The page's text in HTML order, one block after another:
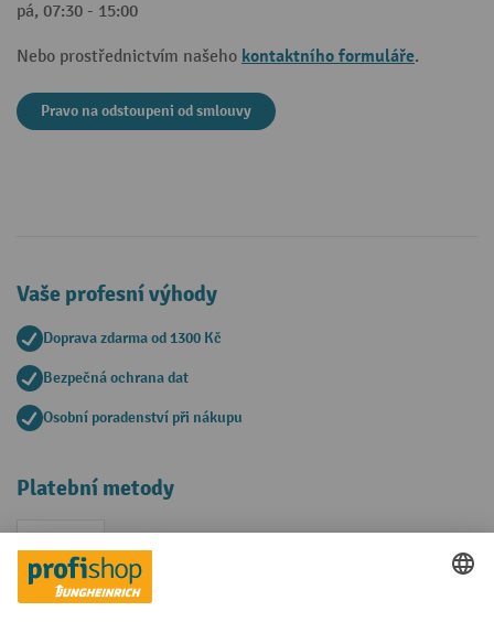
pá, 07:30 - 15:00
Nebo prostřednictvím našeho kontaktního formuláře.
Pravo na odstoupeni od smlouvy
Vaše profesní výhody
Doprava zdarma od 1300 Kč
Bezpečná ochrana dat
Osobní poradenství při nákupu
Platební metody
Faktura